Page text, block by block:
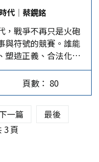
的「遇難者
們的感受。…
失敗，又有八九百
最大、最悲壯的少
轉為文化抗日，霧峰
極傳播中華文化，抵
教育。許多人拒絕更
，回大陸讀書、居
祖密）、台灣著名史
國共產黨1921年成
，在國共合作創辦的
陸學習的台灣進步青
閩南台灣青年學生聯
書會」，在大陸反
青年，以期派回島
馬，全靠林朝棟的
。甲午戰敗後，清
不能忍受日本統治台
中華革命黨，支持孫
旨。 早在1895年
就暗中支援抗日義
，資助他們抗日。林
致台灣割讓，因此他
台灣應回歸祖國。辛
日本籍，成為1895年
位恢復中國籍的台灣
狂舞中，語言究竟
起及流行 6-7來源
2024年的歌曲
6-7。同時這個詞
段由一位被稱為67…
代│蔡鎤銘
，戰爭不再只是火砲
與符號的競賽。誰能
塑造正義、合法化暴
防線」，到加薩衝突
秩序詮釋權的論述，
具。 美國學者伊莉
）在《外交事
量，已從輔助性角
量。這種「軍事敘事
complex）不僅支
家認同與政治秩
頁數： 80
一篇
最後
3 頁